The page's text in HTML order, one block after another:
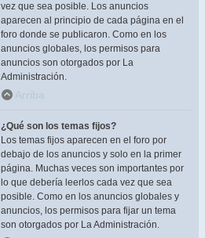
vez que sea posible. Los anuncios
aparecen al principio de cada página en el
foro donde se publicaron. Como en los
anuncios globales, los permisos para
anuncios son otorgados por La
Administración.
Arriba
¿Qué son los temas fijos?
Los temas fijos aparecen en el foro por
debajo de los anuncios y solo en la primer
página. Muchas veces son importantes por
lo que debería leerlos cada vez que sea
posible. Como en los anuncios globales y
anuncios, los permisos para fijar un tema
son otorgados por La Administración.